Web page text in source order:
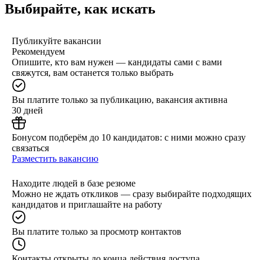
Выбирайте, как искать
Публикуйте вакансии
Рекомендуем
Опишите, кто вам нужен — кандидаты сами с вами
свяжутся, вам останется только выбрать
Вы платите только за публикацию, вакансия активна
30 дней
Бонусом подберём до 10 кандидатов: с ними можно сразу
связаться
Разместить вакансию
Находите людей в базе резюме
Можно не ждать откликов — сразу выбирайте подходящих
кандидатов и приглашайте на работу
Вы платите только за просмотр контактов